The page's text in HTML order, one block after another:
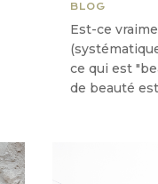
BLOG
Est-ce
ce qui est
de beauté